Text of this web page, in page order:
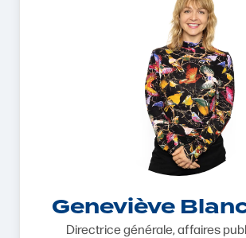
Geneviève
Directrice générale, affaires